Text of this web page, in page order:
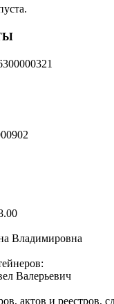
Владимировна
Валерьевич
актов и реестров,